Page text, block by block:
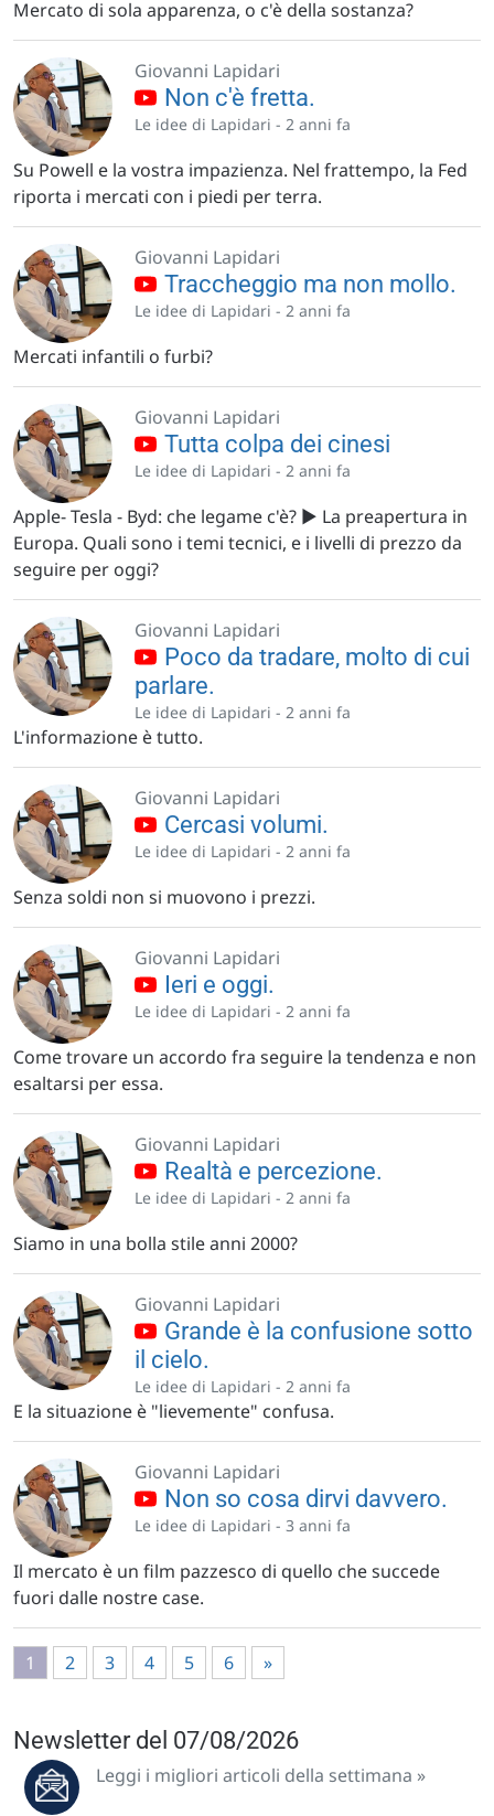
Mercato di sola apparenza, o c'è della sostanza?
Giovanni Lapidari
Non c'è fretta.
Le idee di Lapidari - 2 anni fa
Su Powell e la vostra impazienza. Nel frattempo, la Fed
riporta i mercati con i piedi per terra.
Giovanni Lapidari
Traccheggio ma non mollo.
Le idee di Lapidari - 2 anni fa
Mercati infantili o furbi?
Giovanni Lapidari
Tutta colpa dei cinesi
Le idee di Lapidari - 2 anni fa
Apple- Tesla - Byd: che legame c'è? ▶️ La preapertura in
Europa. Quali sono i temi tecnici, e i livelli di prezzo da
seguire per oggi?
Giovanni Lapidari
Poco da tradare, molto di cui
parlare.
Le idee di Lapidari - 2 anni fa
L'informazione è tutto.
Giovanni Lapidari
Cercasi volumi.
Le idee di Lapidari - 2 anni fa
Senza soldi non si muovono i prezzi.
Giovanni Lapidari
Ieri e oggi.
Le idee di Lapidari - 2 anni fa
Come trovare un accordo fra seguire la tendenza e non
esaltarsi per essa.
Giovanni Lapidari
Realtà e percezione.
Le idee di Lapidari - 2 anni fa
Siamo in una bolla stile anni 2000?
Giovanni Lapidari
Grande è la confusione sotto
il cielo.
Le idee di Lapidari - 2 anni fa
E la situazione è "lievemente" confusa.
Giovanni Lapidari
Non so cosa dirvi davvero.
Le idee di Lapidari - 3 anni fa
Il mercato è un film pazzesco di quello che succede
fuori dalle nostre case.
1 2 3 4 5 6 »
Newsletter del 07/08/2026
Leggi i migliori articoli della settimana »